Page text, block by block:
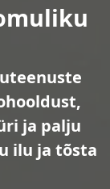
ja palju
ilu ja tõsta